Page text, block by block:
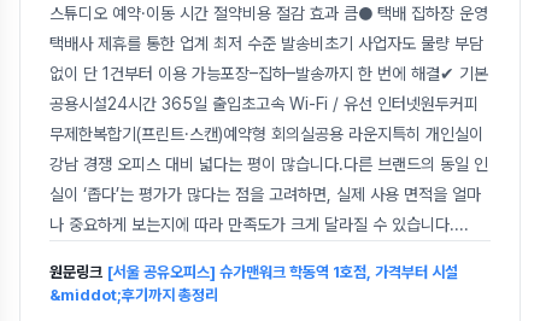
스튜디오 예약·이동 시간 절약비용 절감 효과 큼● 택배 집하장 운영
택배사 제휴를 통한 업계 최저 수준 발송비초기 사업자도 물량 부담
없이 단 1건부터 이용 가능포장–집하–발송까지 한 번에 해결✔ 기본
공용시설24시간 365일 출입초고속 Wi-Fi / 유선 인터넷원두커피
무제한복합기(프린트·스캔)예약형 회의실공용 라운지특히 개인실이
강남 경쟁 오피스 대비 넓다는 평이 많습니다.다른 브랜드의 동일 인
실이 ‘좁다’는 평가가 많다는 점을 고려하면, 실제 사용 면적을 얼마
나 중요하게 보는지에 따라 만족도가 크게 달라질 수 있습니다....
원문링크 [서울 공유오피스] 슈가맨워크 학동역 1호점, 가격부터 시설
&middot;후기까지 총정리